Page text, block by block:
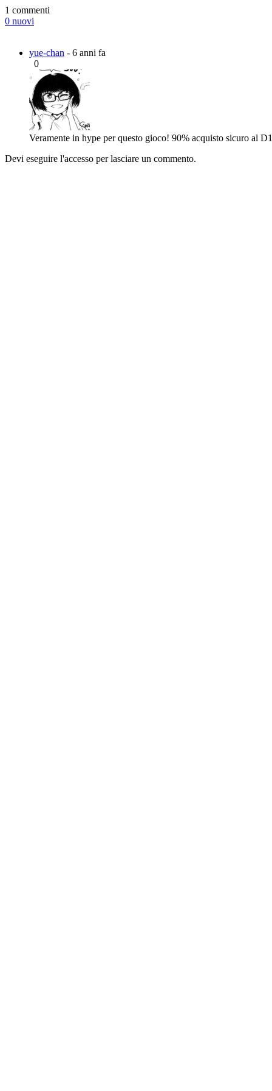
1 commenti
0 nuovi
yue-chan - 6 anni fa
0
Veramente in hype per questo gioco! 90% acquisto sicuro al
Devi eseguire l'accesso per lasciare un commento.